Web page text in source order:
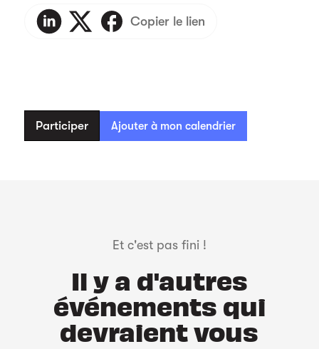
Copier le lien
Participer Ajouter à mon calendrier
Et c'est pas fini !
Il y a d'autres
événements qui
devraient vous